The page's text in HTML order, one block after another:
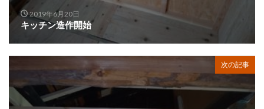
2019年6月20日
キッチン造作開始
次の記事